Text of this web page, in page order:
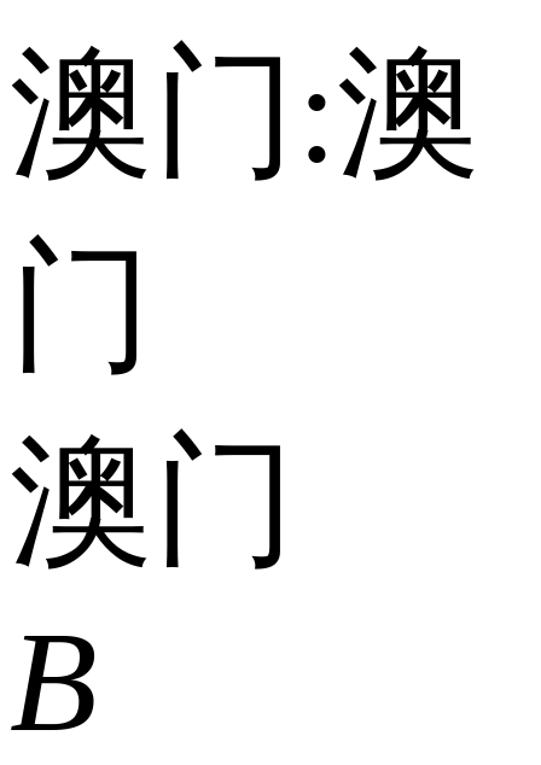
澳门:澳
门
澳门
B